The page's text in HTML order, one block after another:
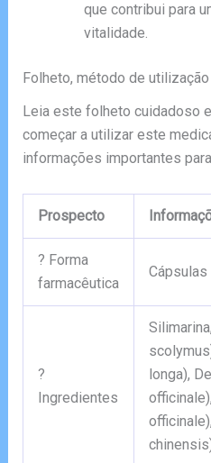
que contribui para
vitalidade.
Folheto, método de utilização
Leia este folheto cuidadoso
começar a utilizar este
informações importantes
Prospecto
? Forma
farmacêutica
Cápsulas
?
Ingredientes
longa),